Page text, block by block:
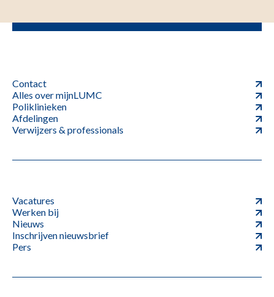
Contact
Alles over mijnLUMC
Poliklinieken
Afdelingen
Verwijzers & professionals
Vacatures
Werken bij
Nieuws
Inschrijven nieuwsbrief
Pers